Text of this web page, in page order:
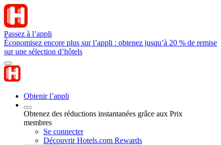
Passez à l’appli
Économisez encore plus sur l’appli : obtenez jusqu’à 20 % de remise
sur une sélection d’hôtels
Obtenir l’appli
Obtenez des réductions instantanées grâce aux Prix
membres
Se connecter
Découvrir Hotels.com Rewards